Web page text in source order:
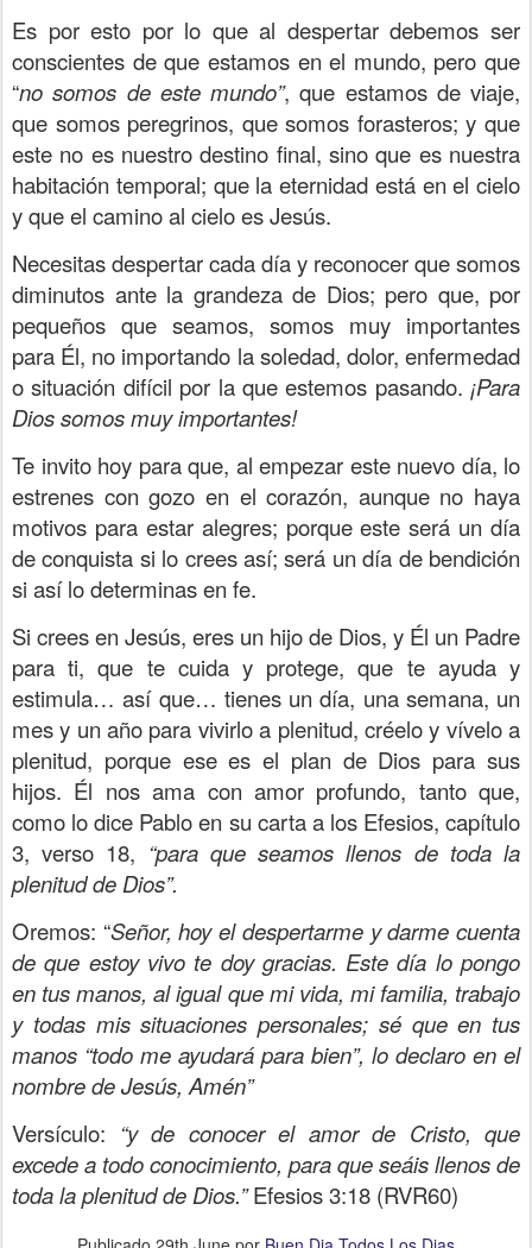
Es por esto por lo que al despertar debemos ser
conscientes de que estamos en el mundo, pero que
“no somos de este mundo”, que estamos de viaje,
que somos peregrinos, que somos forasteros; y que
este no es nuestro destino final, sino que es nuestra
habitación temporal; que la eternidad está en el cielo
y que el camino al cielo es Jesús.
Necesitas despertar cada día y reconocer que somos
diminutos ante la grandeza de Dios; pero que, por
pequeños que seamos, somos muy importantes
para Él, no importando la soledad, dolor, enfermedad
o situación difícil por la que estemos pasando. ¡Para
Dios somos muy importantes!
Te invito hoy para que, al empezar este nuevo día, lo
estrenes con gozo en el corazón, aunque no haya
motivos para estar alegres; porque este será un día
de conquista si lo crees así; será un día de bendición
si así lo determinas en fe.
Si crees en Jesús, eres un hijo de Dios, y Él un Padre
para ti, que te cuida y protege, que te ayuda y
estimula… así que… tienes un día, una semana, un
mes y un año para vivirlo a plenitud, créelo y vívelo a
plenitud, porque ese es el plan de Dios para sus
hijos. Él nos ama con amor profundo, tanto que,
como lo dice Pablo en su carta a los Efesios, capítulo
3, verso 18, “para que seamos llenos de toda la
plenitud de Dios”.
Oremos: “Señor, hoy el despertarme y darme cuenta
de que estoy vivo te doy gracias. Este día lo pongo
en tus manos, al igual que mi vida, mi familia, trabajo
y todas mis situaciones personales; sé que en tus
manos “todo me ayudará para bien”, lo declaro en el
nombre de Jesús, Amén”
Versículo: “y de conocer el amor de Cristo, que
excede a todo conocimiento, para que seáis llenos de
toda la plenitud de Dios.”Efesios 3:18 (RVR60)